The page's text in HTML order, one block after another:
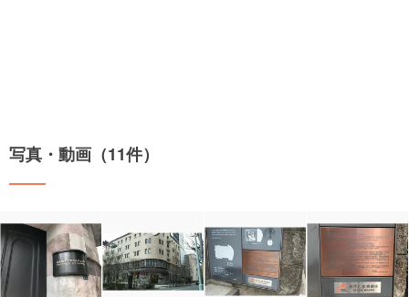
写真・動画（11件）